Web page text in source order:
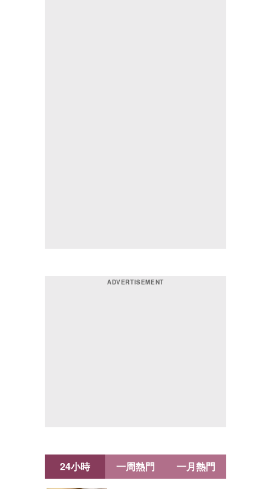
24小時 一周熱門 一月熱門